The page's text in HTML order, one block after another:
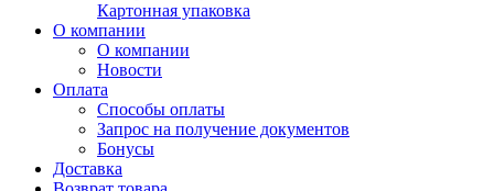
Картонная упаковка
О компании
О компании
Новости
Оплата
Способы оплаты
Запрос на получение документов
Бонусы
Доставка